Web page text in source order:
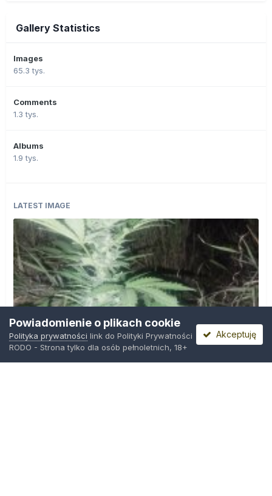
Gallery Statistics
Images
65.3 tys.
Comments
1.3 tys.
Albums
1.9 tys.
LATEST IMAGE
Powiadomienie o plikach cookie
Polityka prywatności link do Polityki Prywatności
RODO - Strona tylko dla osób pełnoletnich, 18+
Akceptuję